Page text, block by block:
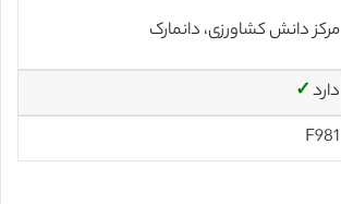
مرکز دانش کشاورزی، دانمارک
دارد✓
F981